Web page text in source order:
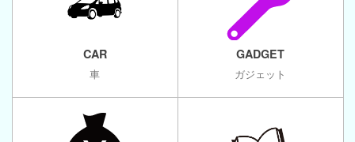
CAR
車
GADGET
ガジェット